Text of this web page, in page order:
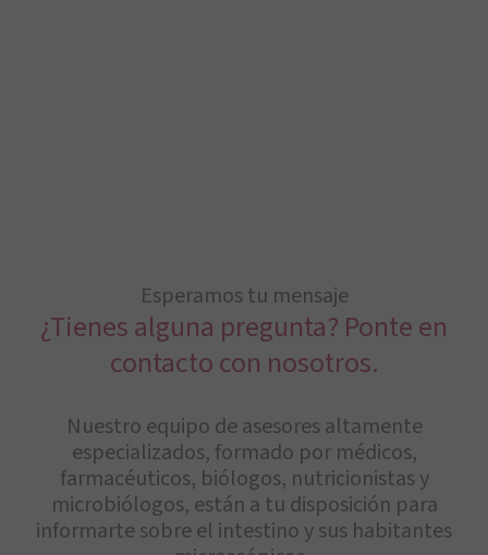
Esperamos tu mensaje
¿Tienes alguna pregunta? Ponte en
contacto con nosotros.
Nuestro equipo de asesores altamente
especializados, formado por médicos,
farmacéuticos, biólogos, nutricionistas y
microbiólogos, están a tu disposición para
informarte sobre el intestino y sus habitantes